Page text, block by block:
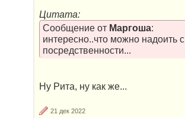
Цитата:
Сообщение от Маргоша:
интересно..что можно надоить с
посредственности...
Ну Рита, ну как же...
21 дек 2022